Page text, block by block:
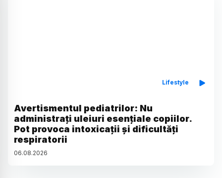
Lifestyle
Avertismentul pediatrilor: Nu
administrați uleiuri esențiale copiilor.
Pot provoca intoxicații și dificultăți
respiratorii
06.08.2026